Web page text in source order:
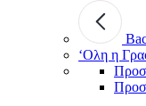
‘Ολη η